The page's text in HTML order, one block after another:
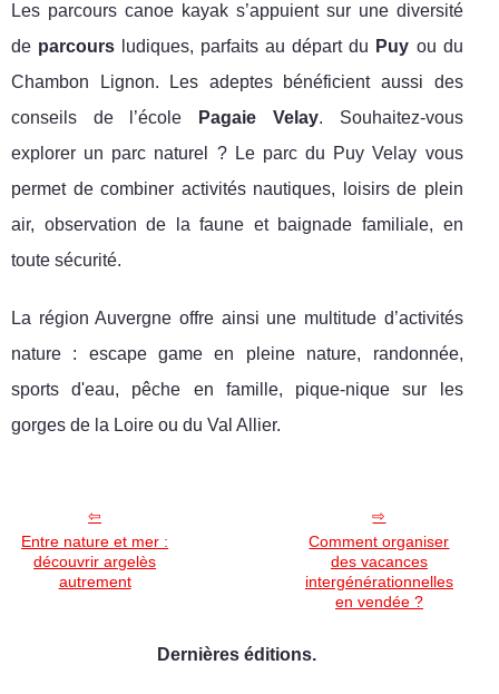
Les parcours canoe kayak s’appuient sur une diversité
de parcours ludiques, parfaits au départ du Puy ou du
Chambon Lignon. Les adeptes bénéficient aussi des
conseils de l’école
Pagaie Velay. Souhaitez-vous
explorer un parc naturel ? Le parc du Puy Velay vous
permet de combiner activités nautiques, loisirs de plein
air, observation de la faune et baignade familiale, en
toute sécurité.
La région Auvergne offre ainsi une multitude d’activités
nature : escape game en pleine nature, randonnée,
sports d'eau, pêche en famille, pique-nique sur les
gorges de la Loire ou du Val Allier.
Entre nature et mer :
découvrir argelès
autrement
Comment organiser
des vacances
intergénérationnelles
en vendée ?
Dernières éditions.